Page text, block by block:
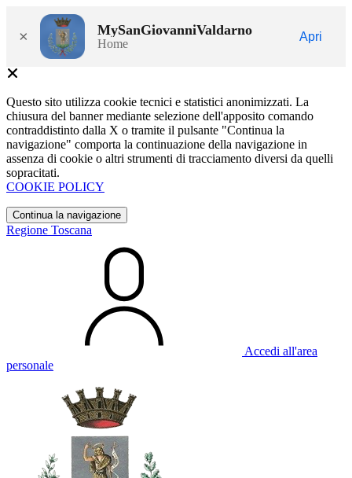
× MySanGiovanniValdarno
Home
Apri
Questo sito utilizza cookie tecnici e statistici anonimizzati. La
chiusura del banner mediante selezione dell'apposito comando
contraddistinto dalla X o tramite il pulsante "Continua la
navigazione" comporta la continuazione della navigazione in
assenza di cookie o altri strumenti di tracciamento diversi da quelli
sopracitati.
COOKIE POLICY
Continua la navigazione
Regione Toscana
Accedi all'area
personale